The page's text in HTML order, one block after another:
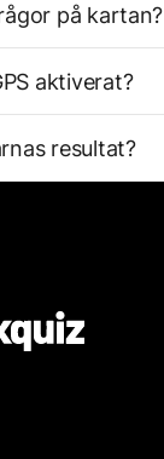
på kartan?
aktiverat?
resultat?